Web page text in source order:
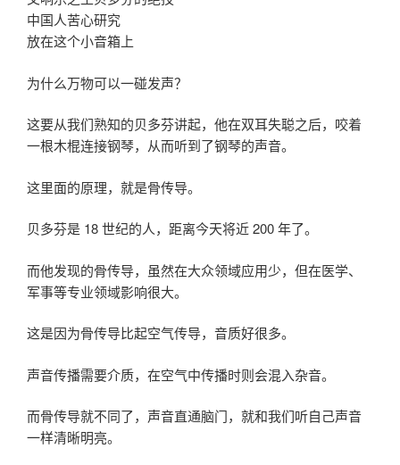
中国人苦心研究
放在这个小音箱上
为什么万物可以一碰发声？
这要从我们熟知的贝多芬讲起，他在双耳失聪之后，咬着
一根木棍连接钢琴，从而听到了钢琴的声音。
这里面的原理，就是骨传导。
贝多芬是 18 世纪的人，距离今天将近 200 年了。
而他发现的骨传导，虽然在大众领域应用少，但在医学、
军事等专业领域影响很大。
这是因为骨传导比起空气传导，音质好很多。
声音传播需要介质，在空气中传播时则会混入杂音。
而骨传导就不同了，声音直通脑门，就和我们听自己声音
一样清晰明亮。